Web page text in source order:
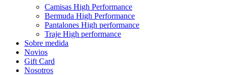
Camisas High Performance
Bermuda High Performance
Pantalones High performance
Traje High performance
Sobre medida
Novios
Gift Card
Nosotros